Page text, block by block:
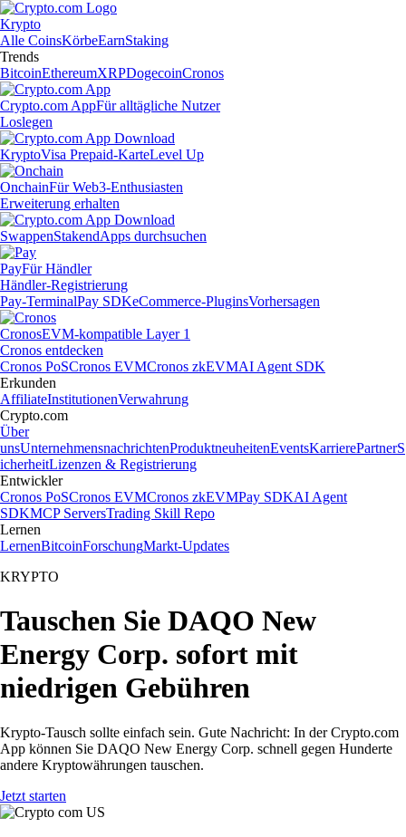
Krypto
Alle CoinsKörbeEarnStaking
Trends
BitcoinEthereumXRPDogecoinCronos
Crypto.com AppFür alltägliche Nutzer
Loslegen
KryptoVisa Prepaid-KarteLevel Up
OnchainFür Web3-Enthusiasten
Erweiterung erhalten
SwappenStakendApps durchsuchen
PayFür Händler
Händler-Registrierung
Pay-TerminalPay SDKeCommerce-PluginsVorhersagen
CronosEVM-kompatible Layer 1
Cronos entdecken
Cronos PoSCronos EVMCronos zkEVMAI Agent SDK
Erkunden
AffiliateInstitutionenVerwahrung
Crypto.com
Über
unsUnternehmensnachrichtenProduktneuheitenEventsKarrierePartnerS
icherheitLizenzen & Registrierung
Entwickler
Cronos PoSCronos EVMCronos zkEVMPay SDKAI Agent
SDKMCP ServersTrading Skill Repo
Lernen
LernenBitcoinForschungMarkt-Updates
KRYPTO
Tauschen Sie DAQO New
Energy Corp. sofort mit
niedrigen Gebühren
Krypto-Tausch sollte einfach sein. Gute Nachricht: In der Crypto.com
App können Sie DAQO New Energy Corp. schnell gegen Hunderte
andere Kryptowährungen tauschen.
Jetzt starten